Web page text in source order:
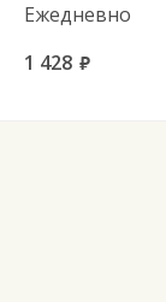
Ежедневно
1 428 руб.